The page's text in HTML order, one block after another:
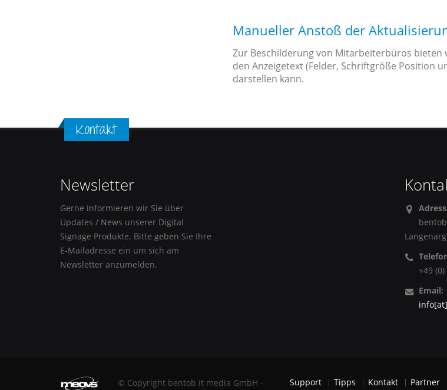
Manueller Anstoß der
Zur Beschilderung von Mitarbeiterbüros bieten
den Anzeigetext (Felder, Schriftgröße Position
darstellen kann.
Kontakt
Newsletter
Gerne informieren wir Sie über
Updates / News unserer Digital
Signage Produkte. Bitte geben Sie Ihre
E-Mailadresse ein um sich am
Newsletter anzumelden.
+49
Email:
© Copyright bentob it media GmbH - Support Tipps Kontakt Partner